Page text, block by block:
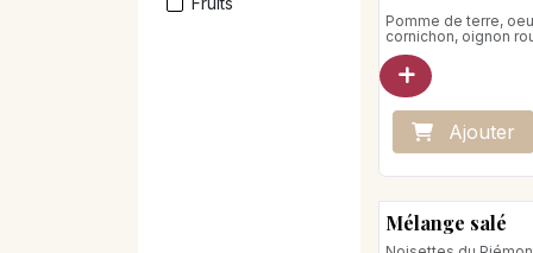
Pomme de terre,
cornichon, oignon
persil et vinaigrette
yaourt.
Poids net: 170g
Ajouter
Mélange salé